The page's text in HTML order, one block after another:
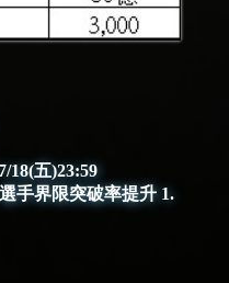
18(五)23:59
手界限突破率提升 1.